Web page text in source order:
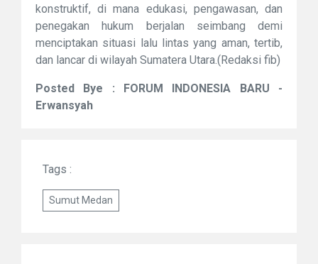
konstruktif, di mana edukasi, pengawasan, dan
penegakan hukum berjalan seimbang demi
menciptakan situasi lalu lintas yang aman, tertib,
dan lancar di wilayah Sumatera Utara.(Redaksi fib)
Posted Bye : FORUM INDONESIA BARU -
Erwansyah
Tags :
Sumut Medan